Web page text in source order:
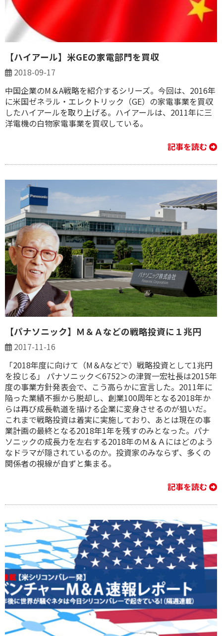
【ハイアール】米GEの家電部門を買収
2018-09-17
中国企業のM＆A戦略を紹介するシリーズ。今回は、2016年
に米国ゼネラル・エレクトリック（GE）の家電事業を買収
したハイアールを取り上げる。ハイアールは、2011年に三
洋電機の白物家電事業を買収している。
記事を読む
【パナソニック】Ｍ＆Ａなどの戦略投資に１兆円
2017-11-16
「2018年度に向けて（M＆Aなどで）戦略投資として1兆円
を投じる」 パナソニック＜6752＞の津賀一宏社長は2015年
度の事業方針発表会で、こう高らかに宣言した。2011年に
陥った業績不振から脱却し、創業100周年となる2018年か
らは再び成長軌道を描ける企業に変身させるのが狙いだ。
これまで戦略投資は着実に実施しており、あとは現在の事
業計画の最終となる2018年1年を残すのみとなった。パナ
ソニックの成長力を左右する2018年のＭ＆Ａにはどのよう
なドラマが隠されているのか。投資家のみならず、多くの
関係者の視線が自ずと集まる。
記事を読む